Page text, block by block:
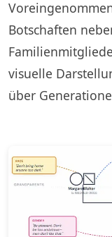
Botschaften
visuelle
über